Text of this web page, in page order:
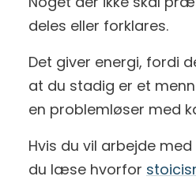
deles eller forklares.
Det giver energi, fordi
at du stadig er et
en problemløser med
Hvis du vil arbejde
du læse hvorfor